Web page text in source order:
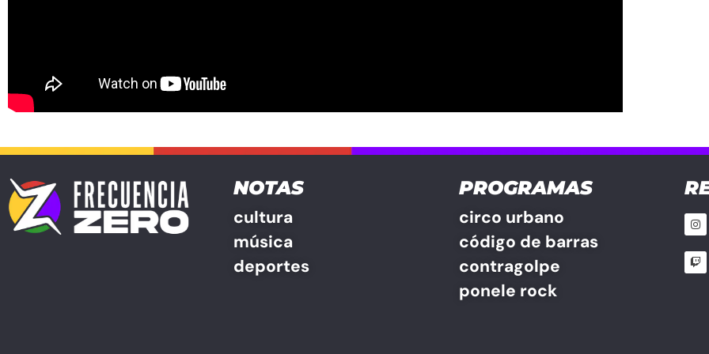
NOTAS
cultura
música
deportes
PROGRAMAS
circo urbano
código de barras
contragolpe
ponele rock